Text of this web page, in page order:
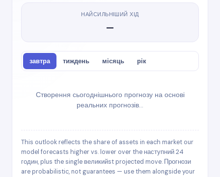
НАЙСИЛЬНІШИЙ ХІД
—
завтра тиждень місяць рік
Створення сьогоднішнього прогнозу на основі
реальних прогнозів…
This outlook reflects the share of assets in each market our
model forecasts higher vs. lower over the наступний 24
годин, plus the single великийst projected move. Прогнози
are probabilistic, not guarantees — use them alongside your